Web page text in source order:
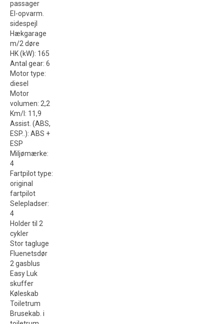
passager
El-opvarm.
sidespejl
Hækgarage
m/2 døre
HK (kW): 165
Antal gear: 6
Motor type:
diesel
Motor
volumen: 2,2
Km/l : 11,9
Assist. (ABS,
ESP..): ABS +
ESP
Miljømærke:
4
Fartpilot type:
original
fartpilot
Selepladser:
4
Holder til 2
cykler
Stor tagluge
Fluenetsdør
2 gasblus
Easy Luk
skuffer
Køleskab
Toiletrum
Brusekab. i